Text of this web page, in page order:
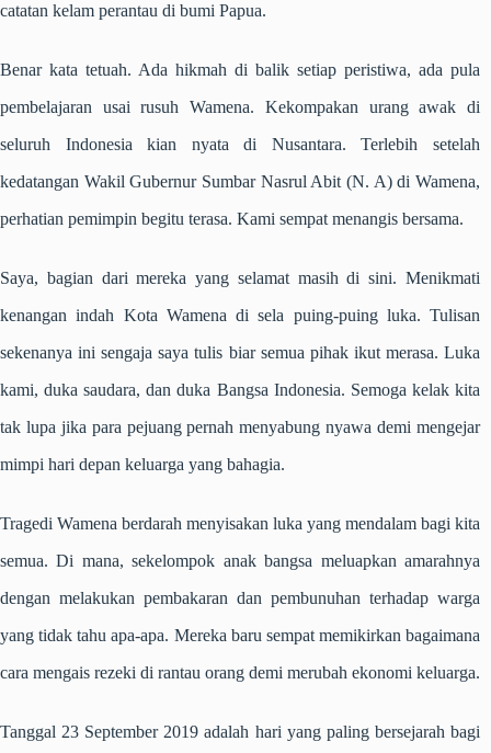
catatan kelam perantau di bumi Papua.
Benar kata tetuah. Ada hikmah di balik setiap peristiwa, ada pula
pembelajaran usai rusuh Wamena. Kekompakan urang awak di
seluruh Indonesia kian nyata di Nusantara. Terlebih setelah
kedatangan Wakil Gubernur Sumbar Nasrul Abit (N. A) di Wamena,
perhatian pemimpin begitu terasa. Kami sempat menangis bersama.
Saya, bagian dari mereka yang selamat masih di sini. Menikmati
kenangan indah Kota Wamena di sela puing-puing luka. Tulisan
sekenanya ini sengaja saya tulis biar semua pihak ikut merasa. Luka
kami, duka saudara, dan duka Bangsa Indonesia. Semoga kelak kita
tak lupa jika para pejuang pernah menyabung nyawa demi mengejar
mimpi hari depan keluarga yang bahagia.
Tragedi Wamena berdarah menyisakan luka yang mendalam bagi kita
semua. Di mana, sekelompok anak bangsa meluapkan amarahnya
dengan melakukan pembakaran dan pembunuhan terhadap warga
yang tidak tahu apa-apa. Mereka baru sempat memikirkan bagaimana
cara mengais rezeki di rantau orang demi merubah ekonomi keluarga.
Tanggal 23 September 2019 adalah hari yang paling bersejarah bagi